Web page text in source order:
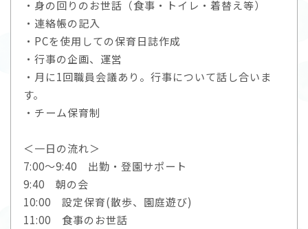
・身の回りのお世話（食事・トイレ・着替え等）
・連絡帳の記入
・PCを使用しての保育日誌作成
・行事の企画、運営
・月に1回職員会議あり。行事について話し合いま
す。
・チーム保育制
＜一日の流れ＞
7:00～9:40 出勤・登園サポート
9:40 朝の会
10:00 設定保育(散歩、園庭遊び)
11:00 食事のお世話